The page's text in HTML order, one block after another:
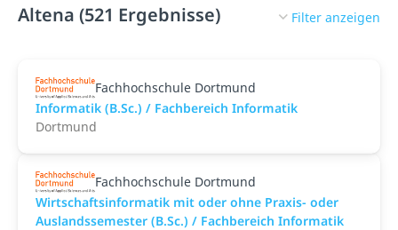
Altena (521 Ergebnisse) Filter anzeigen
Fachhochschule Dortmund
Informatik (B.Sc.) / Fachbereich Informatik
Dortmund
Fachhochschule Dortmund
Wirtschaftsinformatik mit oder ohne Praxis- oder
Auslandssemester (B.Sc.) / Fachbereich Informatik